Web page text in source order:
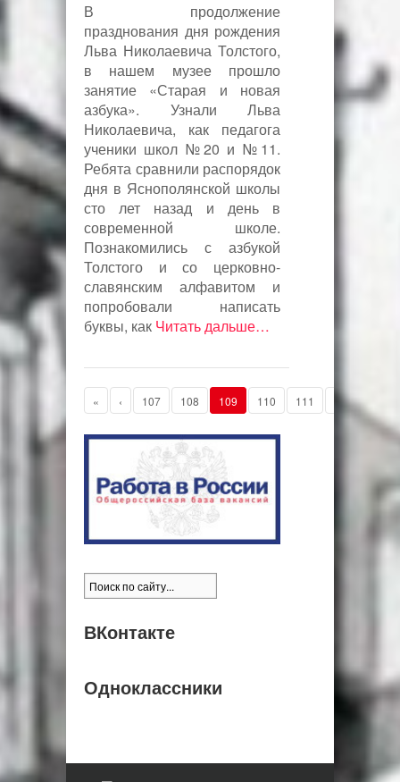
В продолжение
празднования дня рождения
Льва Николаевича Толстого,
в нашем музее прошло
занятие «Старая и новая
азбука». Узнали Льва
Николаевича, как педагога
ученики школ №20 и №11.
Ребята сравнили распорядок
дня в Яснополянской школы
сто лет назад и день в
современной школе.
Познакомились с азбукой
Толстого и со церковно-
славянским алфавитом и
попробовали написать
буквы, как Читать дальше…
« ‹ 107 108 109 110 111 »
ВКонтакте
Одноклассники